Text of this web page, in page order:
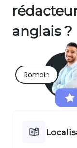
anglais ?
Romain